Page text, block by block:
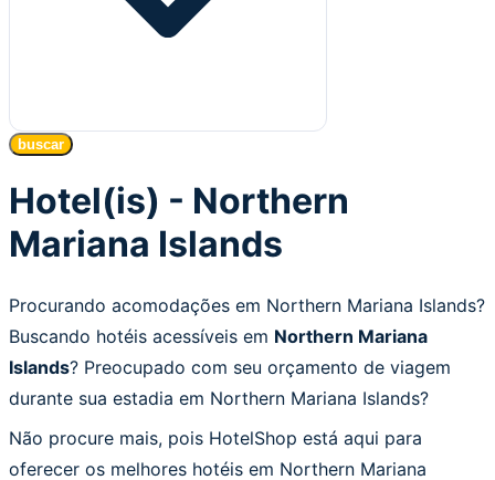
buscar
Hotel(is) - Northern
Mariana Islands
Procurando acomodações em Northern Mariana Islands?
Buscando hotéis acessíveis em Northern Mariana
Islands? Preocupado com seu orçamento de viagem
durante sua estadia em Northern Mariana Islands?
Não procure mais, pois HotelShop está aqui para
oferecer os melhores hotéis em Northern Mariana